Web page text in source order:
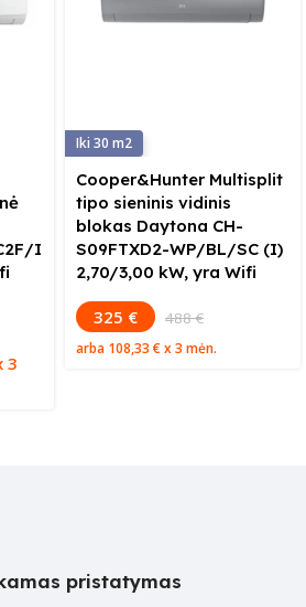
I
3
30
Cooper&Hunter Multisplit
tipo sieninis vidinis
blokas Daytona CH-
S09FTXD2-WP/BL/SC (I)
2,70/3,00 kW, yra Wifi
325 € 488 €
arba 108,33 €x 3 mėn.
pristatymas